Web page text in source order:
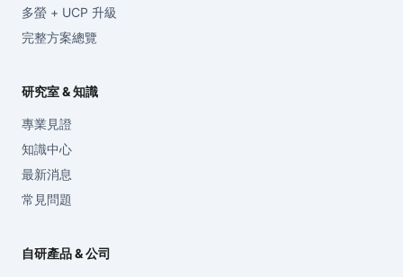
多螢 + UCP 升級
完整方案總覽
研究室 & 知識
專業見證
知識中心
最新消息
常見問題
自研產品 & 公司